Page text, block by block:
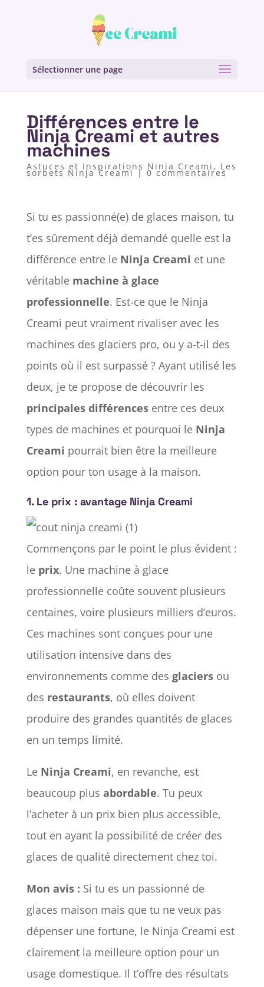
Sélectionner une page
Différences entre le
Ninja Creami et autres
machines
Astuces et Inspirations Ninja Creami , Les
sorbets Ninja Creami| 0 commentaires
Si tu es passionné(e) de glaces maison, tu
t’es sûrement déjà demandé quelle est la
différence entre le Ninja Creami et une
véritable machine à glace
professionnelle. Est-ce que le Ninja
Creami peut vraiment rivaliser avec les
machines des glaciers pro, ou y a-t-il des
points où il est surpassé ? Ayant utilisé les
deux, je te propose de découvrir les
principales différencesentre ces deux
types de machines et pourquoi le Ninja
Creami pourrait bien être la meilleure
option pour ton usage à la maison.
1. Le prix : avantage Ninja Creami
Commençons par le point le plus évident :
le prix. Une machine à glace
professionnelle coûte souvent plusieurs
centaines, voire plusieurs milliers d’euros.
Ces machines sont conçues pour une
utilisation intensive dans des
environnements comme des glaciersou
des restaurants, où elles doivent
produire des grandes quantités de glaces
en un temps limité.
Le Ninja Creami, en revanche, est
beaucoup plus abordable. Tu peux
l’acheter à un prix bien plus accessible,
tout en ayant la possibilité de créer des
glaces de qualité directement chez toi.
Mon avis : Si tu es un passionné de
glaces maison mais que tu ne veux pas
dépenser une fortune, le Ninja Creami est
clairement la meilleure option pour un
usage domestique. Il t’offre des résultats